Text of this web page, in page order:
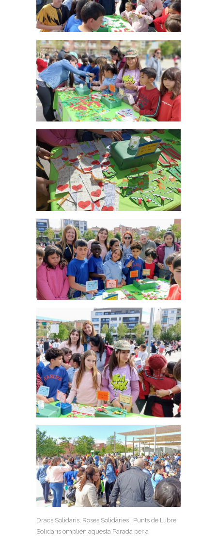
Dracs Solidaris, Roses Solidàries i Punts de Llibre
Solidaris omplien aquesta Parada per a